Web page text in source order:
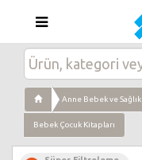
Anne Bebek ve Sağlık
Bebek Çocuk Kitapları